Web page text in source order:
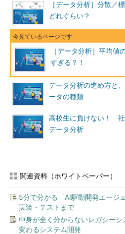
［データ分析］分散／
どれぐらい？
［データ分析］平均値
すぎる？！
データ分析の進め方と
ータの種類
高校生に負けない！
データ分析
関連資料（ホワイトペーパー）
5分で分かる「AI駆動開発エージ
実装・テストまで
中身が全く分からないレガシー
変わるシステム開発